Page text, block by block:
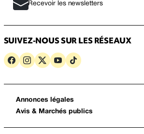
Recevoir les newsletters
SUIVEZ-NOUS SUR LES RÉSEAUX
Annonces légales
Avis & Marchés publics